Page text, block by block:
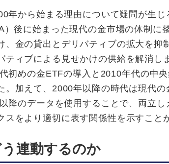
年から始まる理由について疑問が生
）後に始まった現代の金市場の体制に
、金の貸出とデリバティブの拡大を
ティブによる見せかけの供給を解消
初めの金ETFの導入と2010年代の中
。加えて、2000年以降の時代は現代
降のデータを使用することで、両立
スをより適切に表す関係性を示すこと
連動するのか